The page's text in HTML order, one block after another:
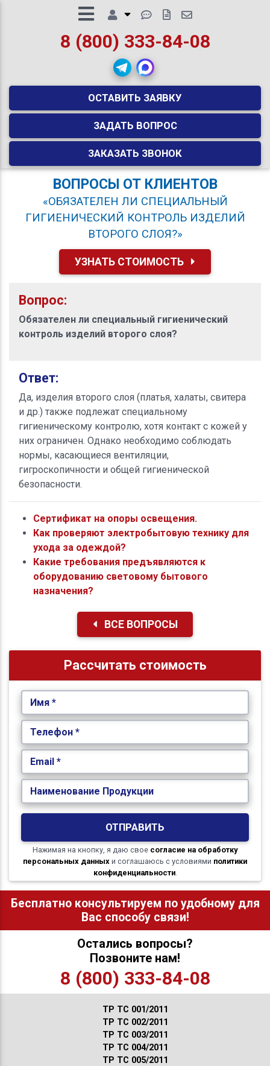
8 (800) 333-84-08
ОСТАВИТЬ ЗАЯВКУ
ЗАДАТЬ ВОПРОС
ЗАКАЗАТЬ ЗВОНОК
ВОПРОСЫ ОТ КЛИЕНТОВ
«ОБЯЗАТЕЛЕН ЛИ СПЕЦИАЛЬНЫЙ
ГИГИЕНИЧЕСКИЙ КОНТРОЛЬ ИЗДЕЛИЙ
ВТОРОГО СЛОЯ?»
УЗНАТЬ СТОИМОСТЬ
Вопрос:
Обязателен ли специальный гигиенический
контроль изделий второго слоя?
Ответ:
Да, изделия второго слоя (платья, халаты, свитера
и др.) также подлежат специальному
гигиеническому контролю, хотя контакт с кожей у
них ограничен. Однако необходимо соблюдать
нормы, касающиеся вентиляции,
гигроскопичности и общей гигиенической
безопасности.
Сертификат на опоры освещения.
Как проверяют электробытовую технику для
ухода за одеждой?
Какие требования предъявляются к
оборудованию световому бытового
назначения?
ВСЕ ВОПРОСЫ
Рассчитать стоимость
Имя *
Телефон *
Email *
Наименование Продукции
ОТПРАВИТЬ
Нажимая на кнопку, я даю свое согласие на обработку
персональных данных и соглашаюсь с условиями политики
конфиденциальности.
Бесплатно консультируем по удобному для
Вас способу связи!
Остались вопросы?
Позвоните нам!
8 (800) 333-84-08
ТР ТС 001/2011
ТР ТС 002/2011
ТР ТС 003/2011
ТР ТС 004/2011
ТР ТС 005/2011